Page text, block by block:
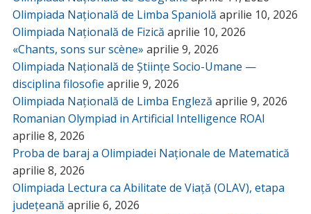
Olimpiada Națională de Limba Spaniolă aprilie 10, 2026
Olimpiada Națională de Fizică aprilie 10, 2026
«Chants, sons sur scène» aprilie 9, 2026
Olimpiada Națională de Științe Socio-Umane —
disciplina filosofie aprilie 9, 2026
Olimpiada Națională de Limba Engleză aprilie 9, 2026
Romanian Olympiad in Artificial Intelligence ROAI
aprilie 8, 2026
Proba de baraj a Olimpiadei Naționale de Matematică
aprilie 8, 2026
Olimpiada Lectura ca Abilitate de Viață (OLAV), etapa
județeană aprilie 6, 2026